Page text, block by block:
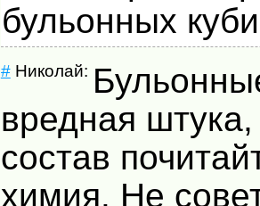
бульонных
#Николай:
вредная
состав
химия. Не